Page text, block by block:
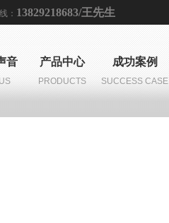
： 13829218683/王先生
音 产品中心
PRODUCTS
成功案例
SUCCESS CASE